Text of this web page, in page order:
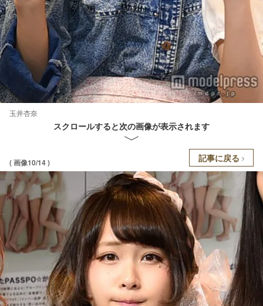
玉井杏奈
スクロールすると次の画像が表示されます
( 画像10/14 ) 記事に戻る